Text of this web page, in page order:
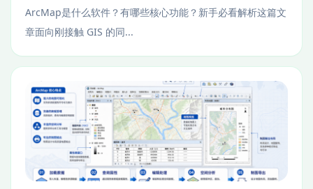
ArcMap是什么软件？有哪些核心功能？新手必看解析这篇文
章面向刚接触 GIS 的同...